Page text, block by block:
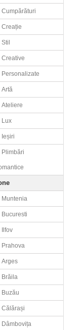
Cumpărături
Creație
Stil
Creative
Personalizate
Artă
Ateliere
Lux
Ieșiri
Plimbări
Muntenia
Bucuresti
Ilfov
Prahova
Arges
Brăila
Buzău
Călărași
Dâmbovița